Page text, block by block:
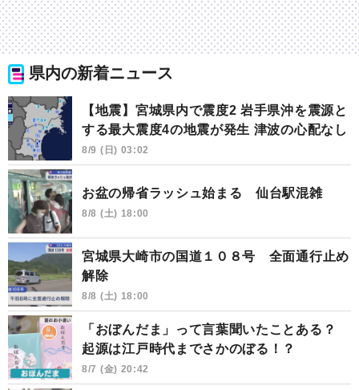
県内の新着ニュース
【地震】宮城県内で震度2 岩手県沖を震源と
する最大震度4の地震が発生 津波の心配なし
8/9 (日) 03:02
お盆の帰省ラッシュ始まる 仙台駅混雑
8/8 (土) 18:00
宮城県大崎市の国道１０８号 全面通行止め
解除
8/8 (土) 18:00
「おぼんだま」って言葉聞いたことある？
起源は江戸時代までさかのぼる！？
8/7 (金) 20:42